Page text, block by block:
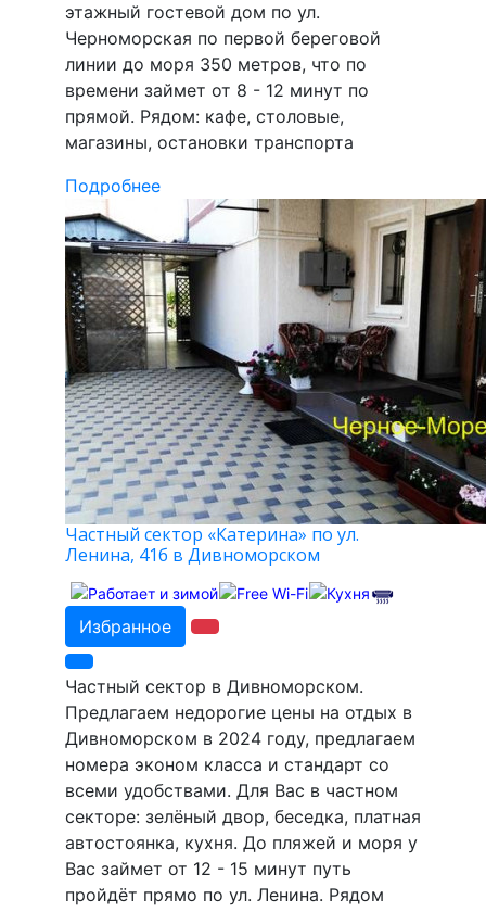
этажный гостевой дом по ул.
Черноморская по первой береговой
линии до моря 350 метров, что по
времени займет от 8 - 12 минут по
прямой. Рядом: кафе, столовые,
магазины, остановки транспорта
Подробнее
Частный сектор «Катерина» по ул.
Ленина, 41б в Дивноморском
Избранное
Частный сектор в Дивноморском.
Предлагаем недорогие цены на отдых в
Дивноморском в 2024 году, предлагаем
номера эконом класса и стандарт со
всеми удобствами. Для Вас в частном
секторе: зелёный двор, беседка, платная
автостоянка, кухня. До пляжей и моря у
Вас займет от 12 - 15 минут путь
пройдёт прямо по ул. Ленина. Рядом